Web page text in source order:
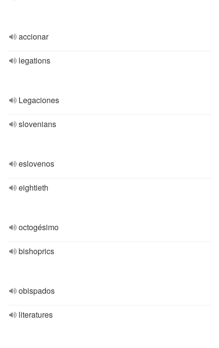
accionar
legations
Legaciones
slovenians
eslovenos
eightieth
octogésimo
bishoprics
obispados
literatures